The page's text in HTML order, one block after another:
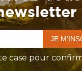
case pour